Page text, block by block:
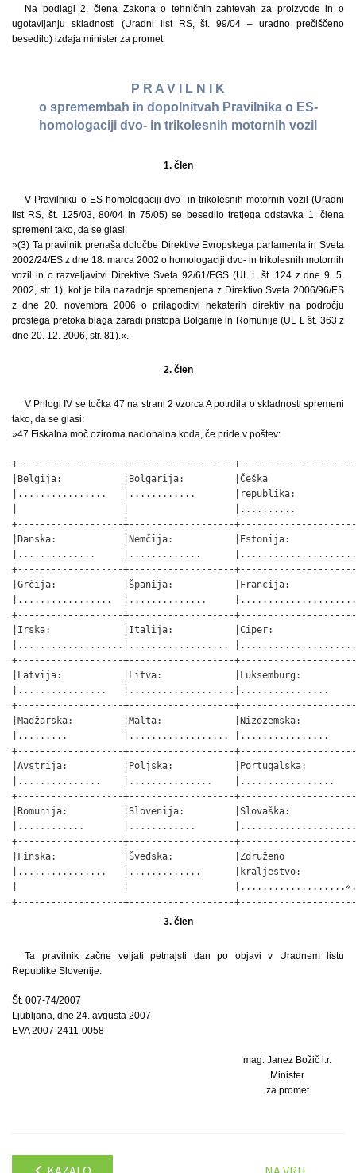
Na podlagi 2. člena Zakona o tehničnih zahtevah za proizvode in o
ugotavljanju skladnosti (Uradni list RS, št. 99/04 – uradno prečiščeno
besedilo) izdaja minister za promet
P R A V I L N I K
o spremembah in dopolnitvah Pravilnika o ES-
homologaciji dvo- in trikolesnih motornih vozil
1. člen
V Pravilniku o ES-homologaciji dvo- in trikolesnih motornih vozil (Uradni
list RS, št. 125/03, 80/04 in 75/05) se besedilo tretjega odstavka 1. člena
spremeni tako, da se glasi:
»(3) Ta pravilnik prenaša določbe Direktive Evropskega parlamenta in Sveta
2002/24/ES z dne 18. marca 2002 o homologaciji dvo- in trikolesnih motornih
vozil in o razveljavitvi Direktive Sveta 92/61/EGS (UL L št. 124 z dne 9. 5.
2002, str. 1), kot je bila nazadnje spremenjena z Direktivo Sveta 2006/96/ES
z dne 20. novembra 2006 o prilagoditvi nekaterih direktiv na področju
prostega pretoka blaga zaradi pristopa Bolgarije in Romunije (UL L št. 363 z
dne 20. 12. 2006, str. 81).«.
2. člen
V Prilogi IV se točka 47 na strani 2 vzorca A potrdila o skladnosti spremeni
tako, da se glasi:
»47 Fiskalna moč oziroma nacionalna koda, če pride v poštev:
+-------------------+-------------------
|Belgija:           |Bolgarija:         |Češka
|................   |............       |republika:
|                   |                   |..........
+-------------------+-------------------
|Danska:            |Nemčija:           |Estonija:
|..............     |.............
+-------------------+-------------------
|Grčija:            |Španija:           |Francija:
|.................  |..............
+-------------------+-------------------
|Irska:             |Italija:           |Ciper:
|...................|..................
+-------------------+-------------------
|Latvija:           |Litva:             |Luksemburg:
|................   |...................|................
+-------------------+-------------------
|Madžarska:         |Malta:             |Nizozemska:
|.........          |.................. |................
+-------------------+-------------------
|Avstrija:          |Poljska:           |Portugalska:
|...............    |...............    |.................
+-------------------+-------------------
|Romunija:          |Slovenija:         |Slovaška:
|............       |............
+-------------------+-------------------
|Finska:            |Švedska:           |Združeno
|................   |.............      |kraljestvo:
|                   |
+-------------------+-------------------
3. člen
Ta pravilnik začne veljati petnajsti dan po objavi v Uradnem listu
Republike Slovenije.
Št. 007-74/2007
Ljubljana, dne 24. avgusta 2007
EVA 2007-2411-0058
mag. Janez Božič l.r.
Minister
za promet